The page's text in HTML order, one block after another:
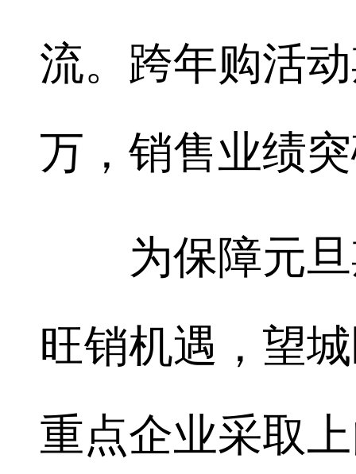
流。跨年购活
万，销售业绩
为保障元旦
旺销机遇，望
重点企业采取